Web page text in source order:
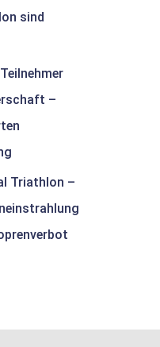
sind
–
Triathlon –